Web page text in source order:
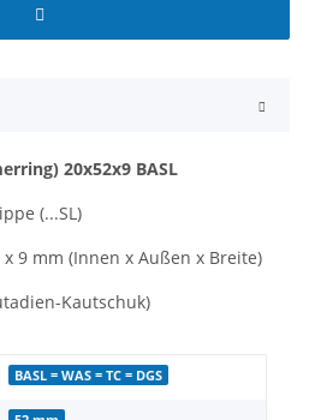
20x52x9 BASL
(...SL)
9 mm (Innen x Außen x Breite)
Kautschuk)
BASL = WAS = TC = DGS